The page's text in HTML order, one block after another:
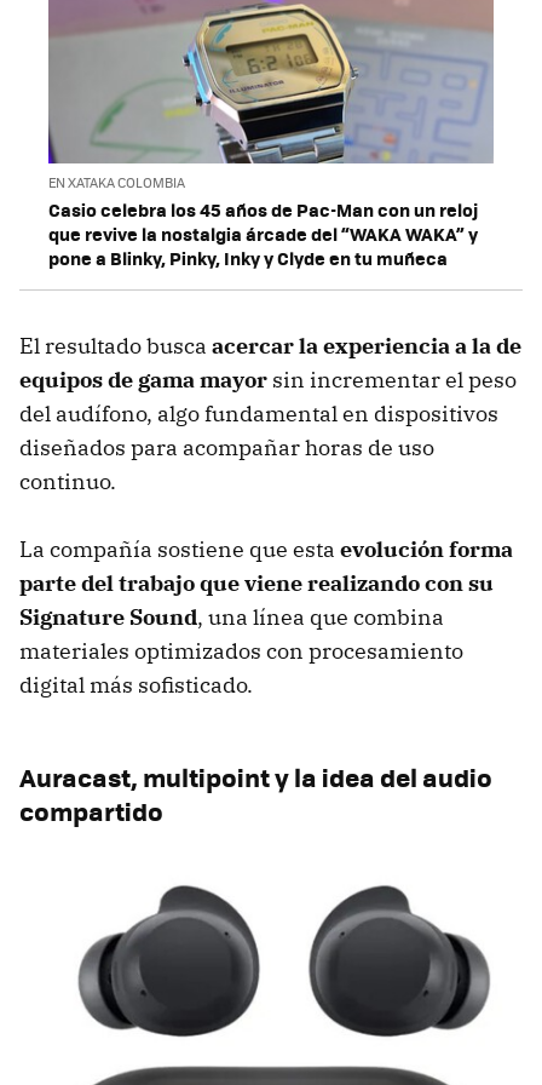
EN XATAKA COLOMBIA
Casio celebra los 45 años de Pac-Man con un reloj
que revive la nostalgia árcade del “WAKA WAKA” y
pone a Blinky, Pinky, Inky y Clyde en tu muñeca
El resultado busca acercar la experiencia a la de
equipos de gama mayor sin incrementar el peso
del audífono, algo fundamental en dispositivos
diseñados para acompañar horas de uso
continuo.
La compañía sostiene que esta evolución forma
parte del trabajo que viene realizando con su
Signature Sound, una línea que combina
materiales optimizados con procesamiento
digital más sofisticado.
Auracast, multipoint y la idea del audio
compartido